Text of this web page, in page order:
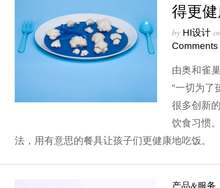
得更
by HI设计
Comments
由奥和雀
“一切为了
很多创新
饮食习惯
法，用有意思的餐具让孩子们更健康地吃饭。
产品&服务